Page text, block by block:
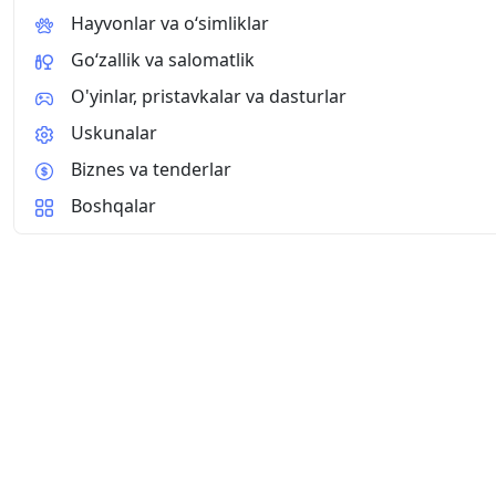
Hayvonlar va o‘simliklar
Go‘zallik va salomatlik
O'yinlar, pristavkalar va dasturlar
Uskunalar
Biznes va tenderlar
Boshqalar